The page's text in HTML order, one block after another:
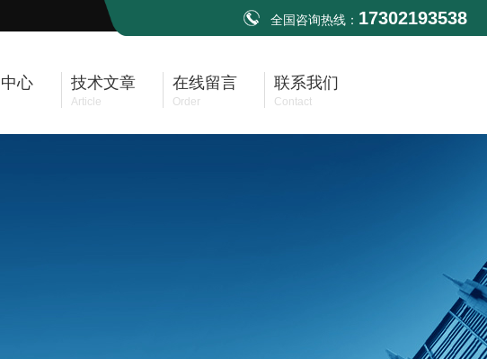
全国咨询热线： 17302193538
心 技术文章
Article
在线留言
Order
联系我们
Contact